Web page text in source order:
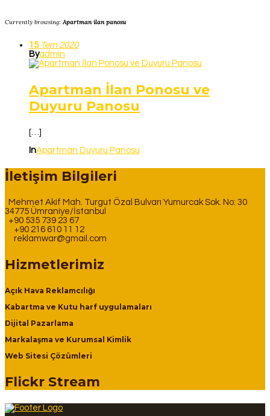
Currently browsing:Apartman ilan panosu
15 Tem 2020
Byadmin
Apartman İlan Ponosu ve
Duyuru Panosu
[…]
InApartman Duyuru Panosu
İletişim Bilgileri
Mehmet Akif Mah. Turgut Özal Bulvarı Yumurcak Sok. No: 30
34775 Ümraniye/İstanbul
+90 535 739 23 67
+90 216 610 11 12
reklamwar@gmail.com
Hizmetlerimiz
Açık Hava Reklamcılığı
Kabartma ve Kutu harf uygulamaları
Dijital Pazarlama
Markalaşma ve Kurumsal Kimlik
Web Sitesi Çözümleri
Flickr Stream